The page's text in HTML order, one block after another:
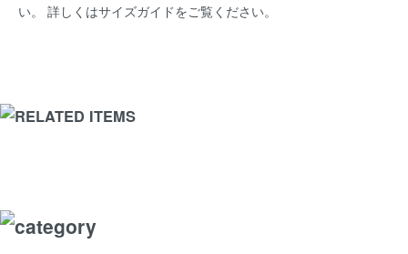
い。 詳しくはサイズガイドをご覧ください。